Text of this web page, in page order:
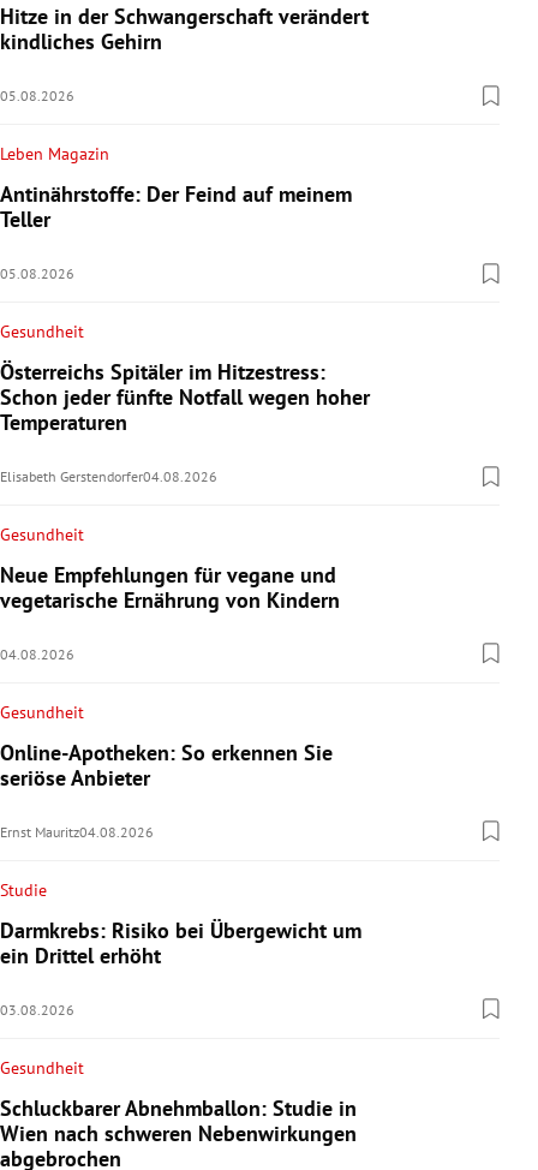
Hitze in der Schwangerschaft verändert
kindliches Gehirn
05.08.2026
Leben Magazin
Antinährstoffe: Der Feind auf meinem
Teller
05.08.2026
Gesundheit
Österreichs Spitäler im Hitzestress:
Schon jeder fünfte Notfall wegen hoher
Temperaturen
Elisabeth Gerstendorfer04.08.2026
Gesundheit
Neue Empfehlungen für vegane und
vegetarische Ernährung von Kindern
04.08.2026
Gesundheit
Online-Apotheken: So erkennen Sie
seriöse Anbieter
Ernst Mauritz04.08.2026
Studie
Darmkrebs: Risiko bei Übergewicht um
ein Drittel erhöht
03.08.2026
Gesundheit
Schluckbarer Abnehmballon: Studie in
Wien nach schweren Nebenwirkungen
abgebrochen